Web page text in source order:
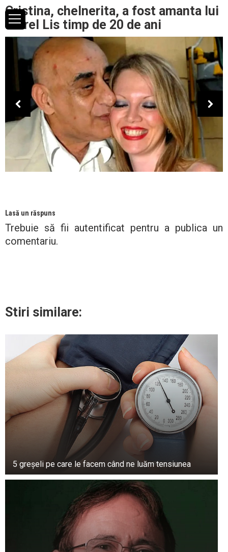
Cristina, chelnerita, a fost amanta lui
Viorel Lis timp de 20 de ani
Lasă un răspuns
Trebuie să fii autentificat pentru a publica un
comentariu.
Stiri similare:
5 greșeli pe care le facem când ne luăm tensiunea